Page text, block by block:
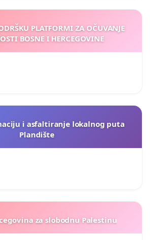
PLATFORMI ZA OČUVANJE
BOSNE I HERCEGOVINE
i asfaltiranje lokalnog puta
Plandište
za slobodnu Palestinu